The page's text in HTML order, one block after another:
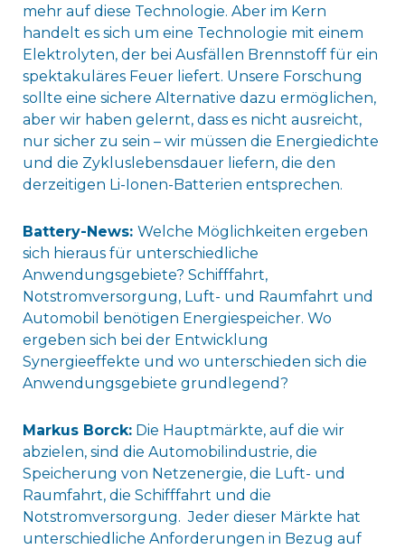
mehr auf diese Technologie. Aber im Kern
handelt es sich um eine Technologie mit einem
Elektrolyten, der bei Ausfällen Brennstoff für ein
spektakuläres Feuer liefert. Unsere Forschung
sollte eine sichere Alternative dazu ermöglichen,
aber wir haben gelernt, dass es nicht ausreicht,
nur sicher zu sein – wir müssen die Energiedichte
und die Zykluslebensdauer liefern, die den
derzeitigen Li-Ionen-Batterien entsprechen.
Battery-News: Welche Möglichkeiten ergeben
sich hieraus für unterschiedliche
Anwendungsgebiete? Schifffahrt,
Notstromversorgung, Luft- und Raumfahrt und
Automobil benötigen Energiespeicher. Wo
ergeben sich bei der Entwicklung
Synergieeffekte und wo unterschieden sich die
Anwendungsgebiete grundlegend?
Markus Borck:Die Hauptmärkte, auf die wir
abzielen, sind die Automobilindustrie, die
Speicherung von Netzenergie, die Luft- und
Raumfahrt, die Schifffahrt und die
Notstromversorgung. Jeder dieser Märkte hat
unterschiedliche Anforderungen in Bezug auf